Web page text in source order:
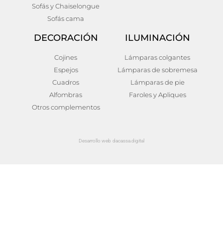
Sofás y Chaiselongue
Sofás cama
DECORACIÓN
Cojines
Espejos
Cuadros
Alfombras
Otros complementos
ILUMINACIÓN
Lámparas colgantes
Lámparas de sobremesa
Lámparas de pie
Faroles y Apliques
Desarrollo web dacassa.digital